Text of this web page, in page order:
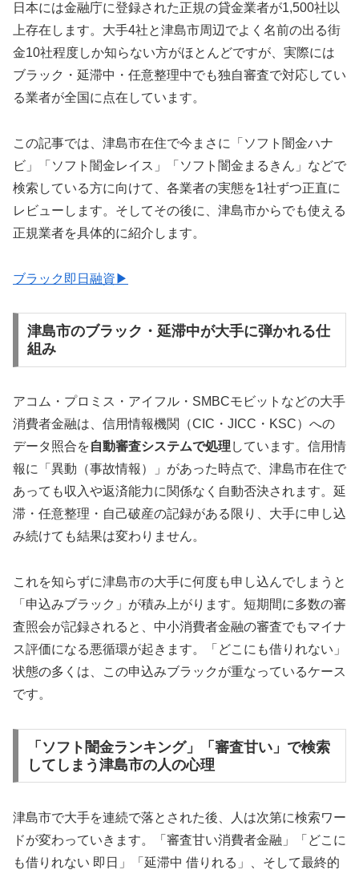
日本には金融庁に登録された正規の貸金業者が1,500社以
上存在します。大手4社と津島市周辺でよく名前の出る街
金10社程度しか知らない方がほとんどですが、実際には
ブラック・延滞中・任意整理中でも独自審査で対応してい
る業者が全国に点在しています。
この記事では、津島市在住で今まさに「ソフト闇金ハナ
ビ」「ソフト闇金レイス」「ソフト闇金まるきん」などで
検索している方に向けて、各業者の実態を1社ずつ正直に
レビューします。そしてその後に、津島市からでも使える
正規業者を具体的に紹介します。
ブラック即日融資▶
津島市のブラック・延滞中が大手に弾かれる仕
組み
アコム・プロミス・アイフル・SMBCモビットなどの大手
消費者金融は、信用情報機関（CIC・JICC・KSC）への
データ照合を自動審査システムで処理 しています。信用情
報に「異動（事故情報）」があった時点で、津島市在住で
あっても収入や返済能力に関係なく自動否決されます。延
滞・任意整理・自己破産の記録がある限り、大手に申し込
み続けても結果は変わりません。
これを知らずに津島市の大手に何度も申し込んでしまうと
「申込みブラック」が積み上がります。短期間に多数の審
査照会が記録されると、中小消費者金融の審査でもマイナ
ス評価になる悪循環が起きます。「どこにも借りれない」
状態の多くは、この申込みブラックが重なっているケース
です。
「ソフト闇金ランキング」「審査甘い」で検索
してしまう津島市の人の心理
津島市で大手を連続で落とされた後、人は次第に検索ワー
ドが変わっていきます。「審査甘い消費者金融」「どこに
も借りれない 即日」「延滞中 借りれる」、そして最終的